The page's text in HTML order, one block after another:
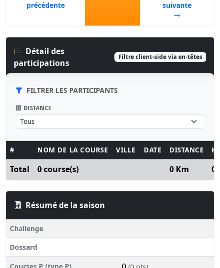
précédente
suivante
Détail des
participations
Filtre client-side via en-têtes
FILTRER LES PARTICIPANTS
DISTANCE
# NOM DE LA COURSE VILLE DATE DISTANCE
Total 0 course(s) 0 Km 0
Résumé de la saison
Challenge
Dossard